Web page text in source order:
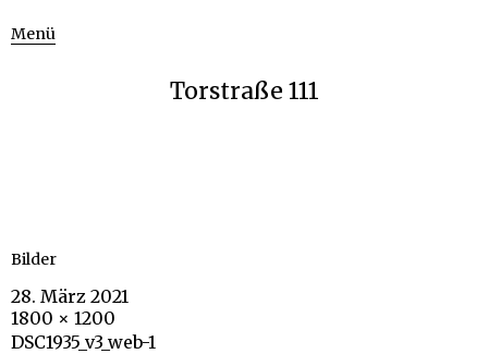
Menü
Torstraße 111
Bilder
28. März 2021
1800 × 1200
DSC1935_v3_web-1